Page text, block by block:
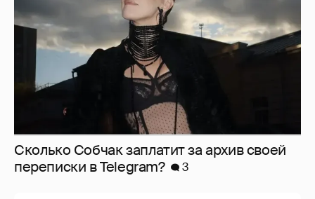
Сколько Собчак заплатит за архив своей
перeписки в Telegram?
3